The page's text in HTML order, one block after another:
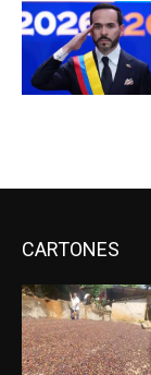
CARTONES